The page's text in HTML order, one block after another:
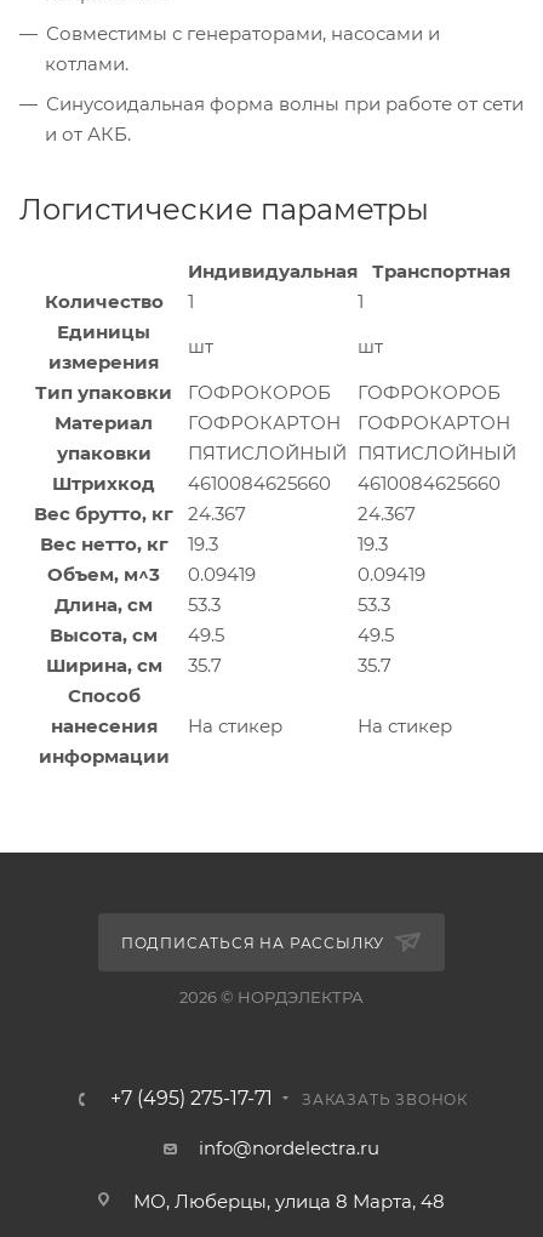
Совместимы с генераторами, насосами и
котлами.
Синусоидальная форма волны при работе от сети
и от АКБ.
Логистические параметры
Индивидуальная
Транспортная
Количество
1
1
Единицы
измерения
шт
шт
Тип упаковки
ГОФРОКОРОБ
ГОФРОКОРОБ
Материал
упаковки
ГОФРОКАРТОН
ПЯТИСЛОЙНЫЙ
ГОФРОКАРТОН
ПЯТИСЛОЙНЫЙ
Штрихкод
4610084625660
4610084625660
Вес брутто, кг
24.367
24.367
Вес нетто, кг
19.3
19.3
Объем, м^3
0.09419
0.09419
Длина, см
53.3
53.3
Высота, см
49.5
49.5
Ширина, см
35.7
35.7
Способ
нанесения
информации
На стикер На стикер
ПОДПИСАТЬСЯ НА РАССЫЛКУ
2026 © НОРДЭЛЕКТРА
+7 (495) 275-17-71 ЗАКАЗАТЬ ЗВОНОК
info@nordelectra.ru
МО, Люберцы, улица 8 Марта, 48